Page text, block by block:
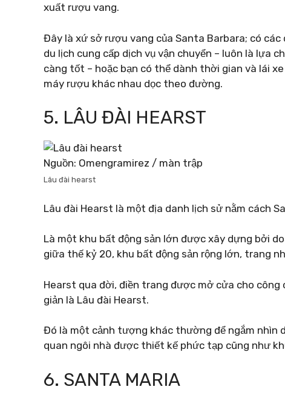
xuất rượu vang.
Đây là xứ sở rượu vang của Santa Barbara; có
du lịch cung cấp dịch vụ vận chuyển – luôn là lựa
càng tốt – hoặc bạn có thể dành thời gian và lái
máy rượu khác nhau dọc theo đường.
5. LÂU ĐÀI HEARST
Nguồn: Omengramirez / màn trập
Lâu đài hearst
Lâu đài Hearst là một địa danh lịch sử nằm cách
Là một khu bất động sản lớn được xây dựng bởi
giữa thế kỷ 20, khu bất động sản rộng lớn, trang
Hearst qua đời, điền trang được mở cửa cho
giản là Lâu đài Hearst.
Đó là một cảnh tượng khác thường để ngắm nhìn
quan ngôi nhà được thiết kế phức tạp cũng như
6. SANTA MARIA